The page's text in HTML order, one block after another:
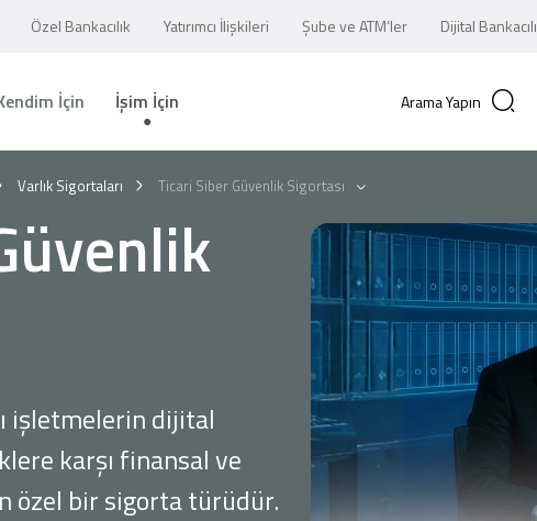
Özel Bankacılık Yatırımcı İlişkileri Şube ve ATM’ler Dijital
İçin İşim İçin Arama Yapın
Varlık Sigortaları Ticari Siber Güvenlik Sigortası
işletmelerin dijital
karşı finansal ve
özel bir sigorta türüdür.